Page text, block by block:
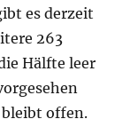
es derzeit
263
Hälfte leer
bleibt offen.